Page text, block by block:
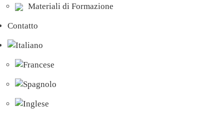
Materiali di Formazione
Contatto